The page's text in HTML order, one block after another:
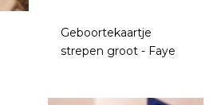
Geboortekaartje
strepen groot - Faye